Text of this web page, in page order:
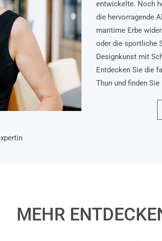
entwickelte. Noch
die hervorragende
maritime Erbe
oder die sportliche
Designkunst mit
Entdecken Sie die
Thun und finden
MEHR